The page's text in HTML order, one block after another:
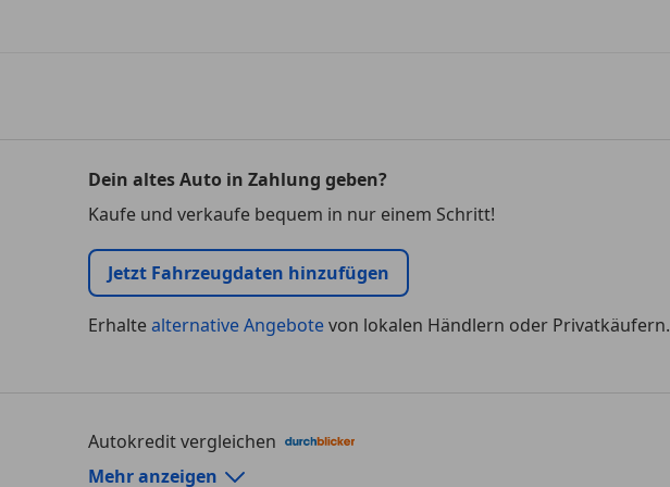
Dein altes Auto in Zahlung geben?
Kaufe und verkaufe bequem in nur einem Schritt!
Jetzt Fahrzeugdaten hinzufügen
Erhaltealternative Angebotevon lokalen Händlern oder Privatkäufern.
Autokredit vergleichen
Autokredit-Rechner von durchblicker.at
Mehr anzeigen